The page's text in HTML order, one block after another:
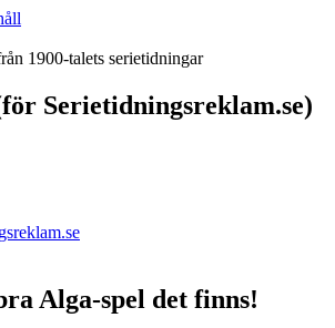
1900-talets serietidningar
Serietidningsreklam.se)
Alga-spel det finns!